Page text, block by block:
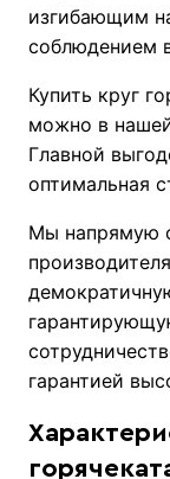
изгибающим
соблюдением
Купить круг
можно в
Главной
оптимальная
Мы напрямую
гарантией